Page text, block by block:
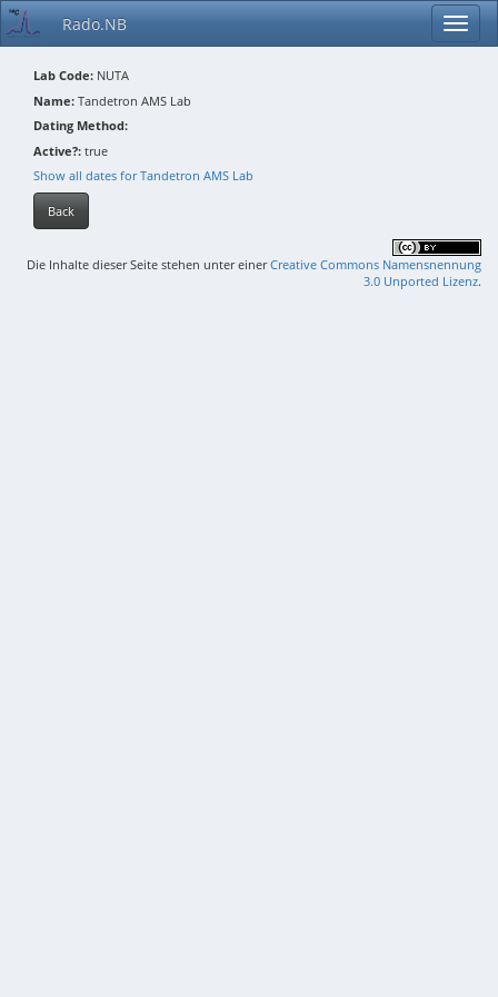
Rado.NB
Lab Code: NUTA
Name: Tandetron AMS Lab
Dating Method:
Active?: true
Show all dates for Tandetron AMS Lab
Back
Die Inhalte dieser Seite stehen unter einerCreative Commons Namensnennung
3.0 Unported Lizenz.